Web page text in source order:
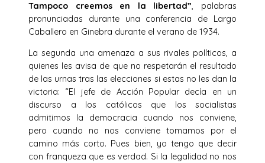
Tampoco creemos en la libertad”, palabras
pronunciadas durante una conferencia de Largo
Caballero en Ginebra durante el verano de 1934.
La segunda una amenaza a sus rivales políticos, a
quienes les avisa de que no respetarán el resultado
de las urnas tras las elecciones si estas no les dan la
victoria: “El jefe de Acción Popular decía en un
discurso a los católicos que los socialistas
admitimos la democracia cuando nos conviene,
pero cuando no nos conviene tomamos por el
camino más corto. Pues bien, yo tengo que decir
con franqueza que es verdad. Si la legalidad no nos